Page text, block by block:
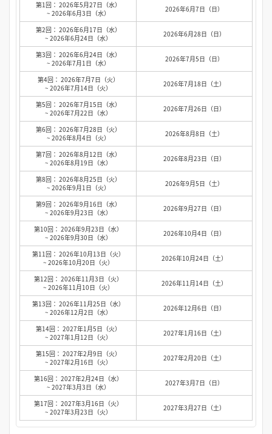
第1回： 2026年5月27日（水）
~ 2026年6月3日（水）
2026年6月7日（日）
第2回： 2026年6月17日（水）
~ 2026年6月24日（水）
2026年6月28日（日）
第3回： 2026年6月24日（水）
~ 2026年7月1日（水）
2026年7月5日（日）
第4回： 2026年7月7日（火）
~ 2026年7月14日（火）
2026年7月18日（土）
第5回： 2026年7月15日（水）
~ 2026年7月22日（水）
2026年7月26日（日）
第6回： 2026年7月28日（火）
~ 2026年8月4日（火）
2026年8月8日（土）
第7回： 2026年8月12日（水）
~ 2026年8月19日（水）
2026年8月23日（日）
第8回： 2026年8月25日（火）
~ 2026年9月1日（火）
2026年9月5日（土）
第9回： 2026年9月16日（水）
~ 2026年9月23日（水）
2026年9月27日（日）
第10回： 2026年9月23日（水）
~ 2026年9月30日（水）
2026年10月4日（日）
第11回： 2026年10月13日（火）
~ 2026年10月20日（火）
2026年10月24日（土）
第12回： 2026年11月3日（火）
~ 2026年11月10日（火）
2026年11月14日（土）
第13回： 2026年11月25日（水）
~ 2026年12月2日（水）
2026年12月6日（日）
第14回： 2027年1月5日（火）
~ 2027年1月12日（火）
2027年1月16日（土）
第15回： 2027年2月9日（火）
~ 2027年2月16日（火）
2027年2月20日（土）
第16回： 2027年2月24日（水）
~ 2027年3月3日（水）
2027年3月7日（日）
第17回： 2027年3月16日（火）
~ 2027年3月23日（火）
2027年3月27日（土）